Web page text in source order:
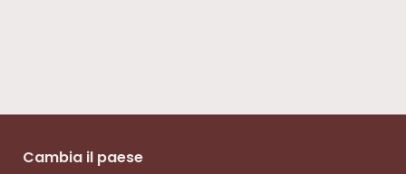
Cambia il paese